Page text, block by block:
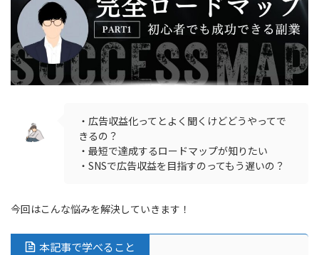
・広告収益化ってとよく聞くけどどうやってで
きるの？
・最短で達成するロードマップが知りたい
・SNSで広告収益を目指すのってもう遅いの？
今回はこんな悩みを解決していきます！
本記事で学べること